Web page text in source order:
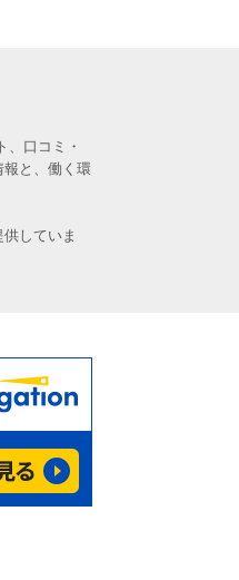
口コミ・
と、働く環
していま